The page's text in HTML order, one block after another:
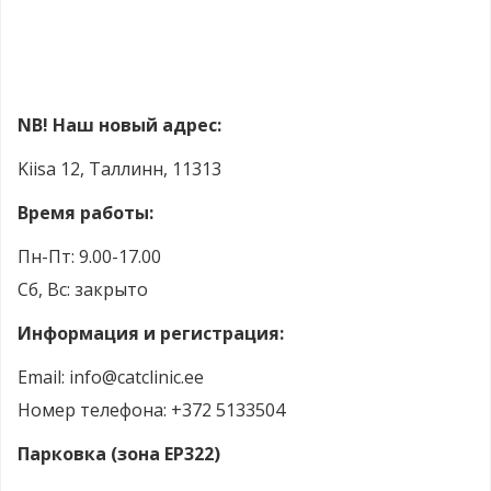
NB! Наш новый адрес:
Kiisa 12, Таллинн, 11313
Время работы:
Пн-Пт: 9.00-17.00
Сб, Вс: закрыто
Информация и регистрация:
Email: info@catclinic.ee
Номер телефона: +372 5133504
Парковка (зона EP322)